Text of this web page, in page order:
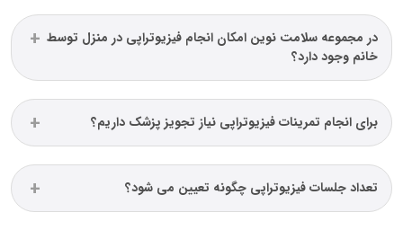
در مجموعه سلامت نوین امکان انجام فیزیوتراپی در منزل توسط
خانم وجود دارد؟
برای انجام تمرینات فیزیوتراپی نیاز تجویز پزشک داریم؟
تعداد جلسات فیزیوتراپی چگونه تعیین می شود؟